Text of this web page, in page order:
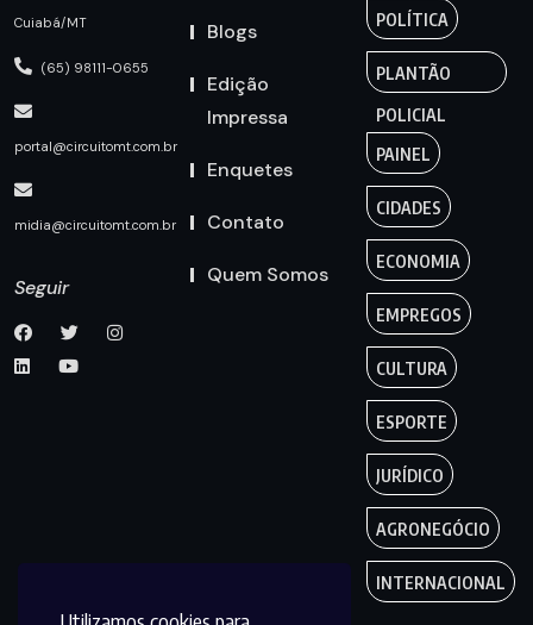
Cuiabá/MT
(65) 98111-0655
portal@circuitomt.com.br
midia@circuitomt.com.br
Seguir
Blogs
Edição
Impressa
Enquetes
Contato
Quem Somos
POLÍTICA
PLANTÃO
POLICIAL
PAINEL
CIDADES
ECONOMIA
EMPREGOS
CULTURA
ESPORTE
JURÍDICO
AGRONEGÓCIO
INTERNACIONAL